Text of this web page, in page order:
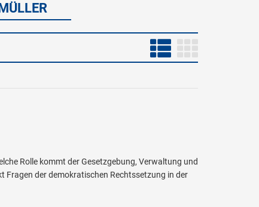
Rolle kommt der Gesetzgebung, Verwaltung und
Fragen der demokratischen Rechtssetzung in der